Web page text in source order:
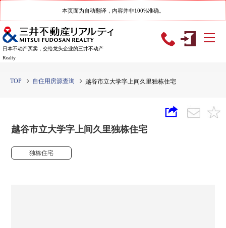
本页面为自动翻译，内容并非100%准确。
日本不动产买卖，交给龙头企业的三井不动产
Realty
TOP 自住用房源查询 越谷市立大学字上间久里独栋住宅
越谷市立大学字上间久里独栋住宅
独栋住宅